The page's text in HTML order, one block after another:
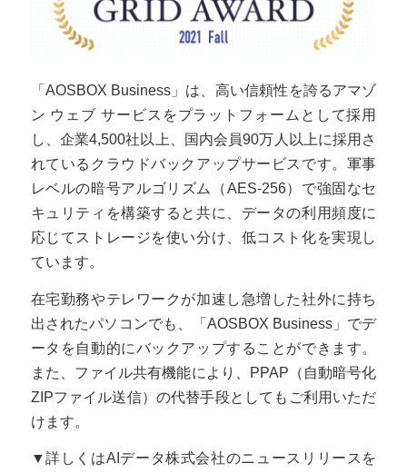
「AOSBOX Business」は、高い信頼性を誇るアマゾ
ン ウェブ サービスをプラットフォームとして採用
し、企業4,500社以上、国内会員90万人以上に採用さ
れているクラウドバックアップサービスです。軍事
レベルの暗号アルゴリズム（AES-256）で強固なセ
キュリティを構築すると共に、データの利用頻度に
応じてストレージを使い分け、低コスト化を実現し
ています。
在宅勤務やテレワークが加速し急増した社外に持ち
出されたパソコンでも、「AOSBOX Business」でデ
ータを自動的にバックアップすることができます。
また、ファイル共有機能により、PPAP（自動暗号化
ZIPファイル送信）の代替手段としてもご利用いただ
けます。
▼詳しくはAIデータ株式会社のニュースリリースを